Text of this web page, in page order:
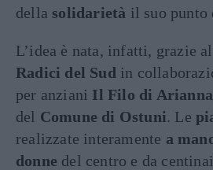
della solidarietà il suo punto
L’idea è nata, infatti, grazie
Radici del Sud in
per anziani Il Filo di Arianna
del Comune di Ostuni. Le
realizzate interamente a
donne del centro e da